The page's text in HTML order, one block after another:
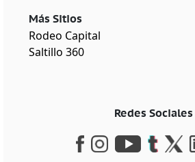
Más Sitios
Rodeo Capital
Saltillo 360
Redes Sociales